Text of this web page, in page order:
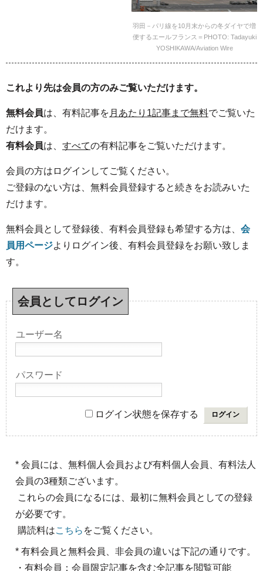
羽田－パリ線を10月末からの冬ダイヤで増
便するエールフランス＝PHOTO: Tadayuki
YOSHIKAWA/Aviation Wire
これより先は会員の方のみご覧いただけます。
無料会員は、有料記事を 月あたり1記事まで無料でご覧いた
だけます。
有料会員は、 すべての有料記事をご覧いただけます。
会員の方はログインしてご覧ください。
ご登録のない方は、無料会員登録すると続きをお読みいた
だけます。
無料会員として登録後、有料会員登録も希望する方は、 会
員用ページよりログイン後、有料会員登録をお願い致しま
す。
会員としてログイン
ユーザー名
パスワード
ログイン状態を保存する
* 会員には、無料個人会員および有料個人会員、有料法人
会員の3種類ございます。
これらの会員になるには、最初に無料会員としての登録
が必要です。
購読料はこちら をご覧ください。
* 有料会員と無料会員、非会員の違いは下記の通りです。
・有料会員：会員限定記事を含む全記事を閲覧可能